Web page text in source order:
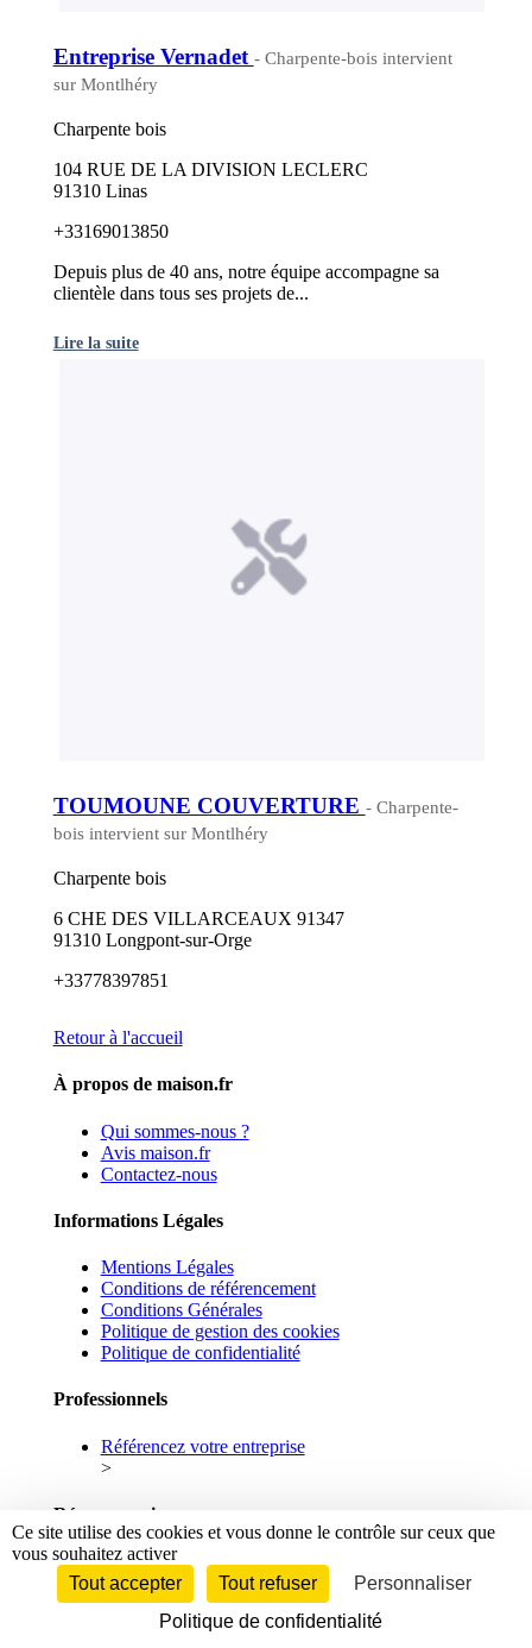
Entreprise Vernadet - Charpente-bois intervient
sur Montlhéry
Charpente bois
104 RUE DE LA DIVISION LECLERC
91310 Linas
+33169013850
Depuis plus de 40 ans, notre équipe accompagne sa
clientèle dans tous ses projets de...
Lire la suite
TOUMOUNE COUVERTURE - Charpente-
bois intervient sur Montlhéry
Charpente bois
6 CHE DES VILLARCEAUX 91347
91310 Longpont-sur-Orge
+33778397851
Retour à l'accueil
À propos de maison.fr
Qui sommes-nous ?
Avis maison.fr
Contactez-nous
Informations Légales
Mentions Légales
Conditions de référencement
Conditions Générales
Politique de gestion des cookies
Politique de confidentialité
Professionnels
Référencez votre entreprise
>
Réseaux sociaux
Facebook
Linkedin
© 2026 maison.fr - Tous droits réservés.
Ce site utilise des cookies et vous donne le contrôle sur ceux que
vous souhaitez activer
Tout accepter
Tout refuser
Personnaliser
Politique de confidentialité